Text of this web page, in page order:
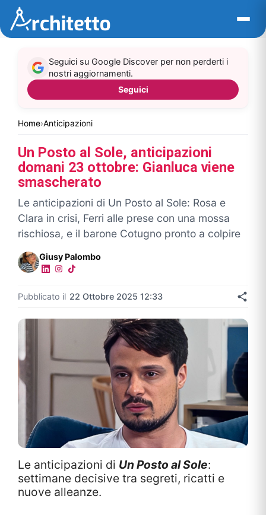
contenuto
Home›Anticipazioni
Seguici su Google Discover per non perderti i
nostri aggiornamenti.
Seguici
Un Posto al Sole, anticipazioni
domani 23 ottobre: Gianluca viene
smascherato
Le anticipazioni di Un Posto al Sole: Rosa e
Clara in crisi, Ferri alle prese con una mossa
rischiosa, e il barone Cotugno pronto a colpire
Giusy Palombo
Pubblicato il 22 Ottobre 2025 12:33
Le anticipazioni di Un Posto al Sole:
settimane decisive tra segreti, ricatti e
nuove alleanze.